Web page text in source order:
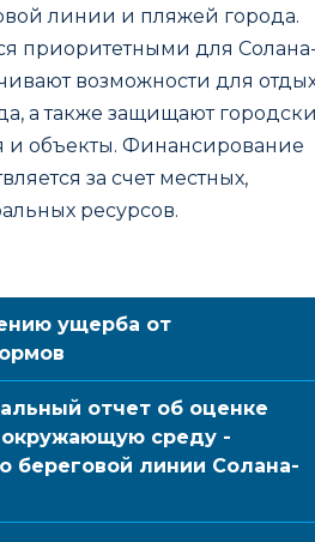
линии и пляжей города.
приоритетными для Солана-
возможности для
а также защищают
и объекты. Финансирование
за счет местных,
ресурсов.
ущерба от
отчет об оценке
окружающую среду -
береговой линии Солана-